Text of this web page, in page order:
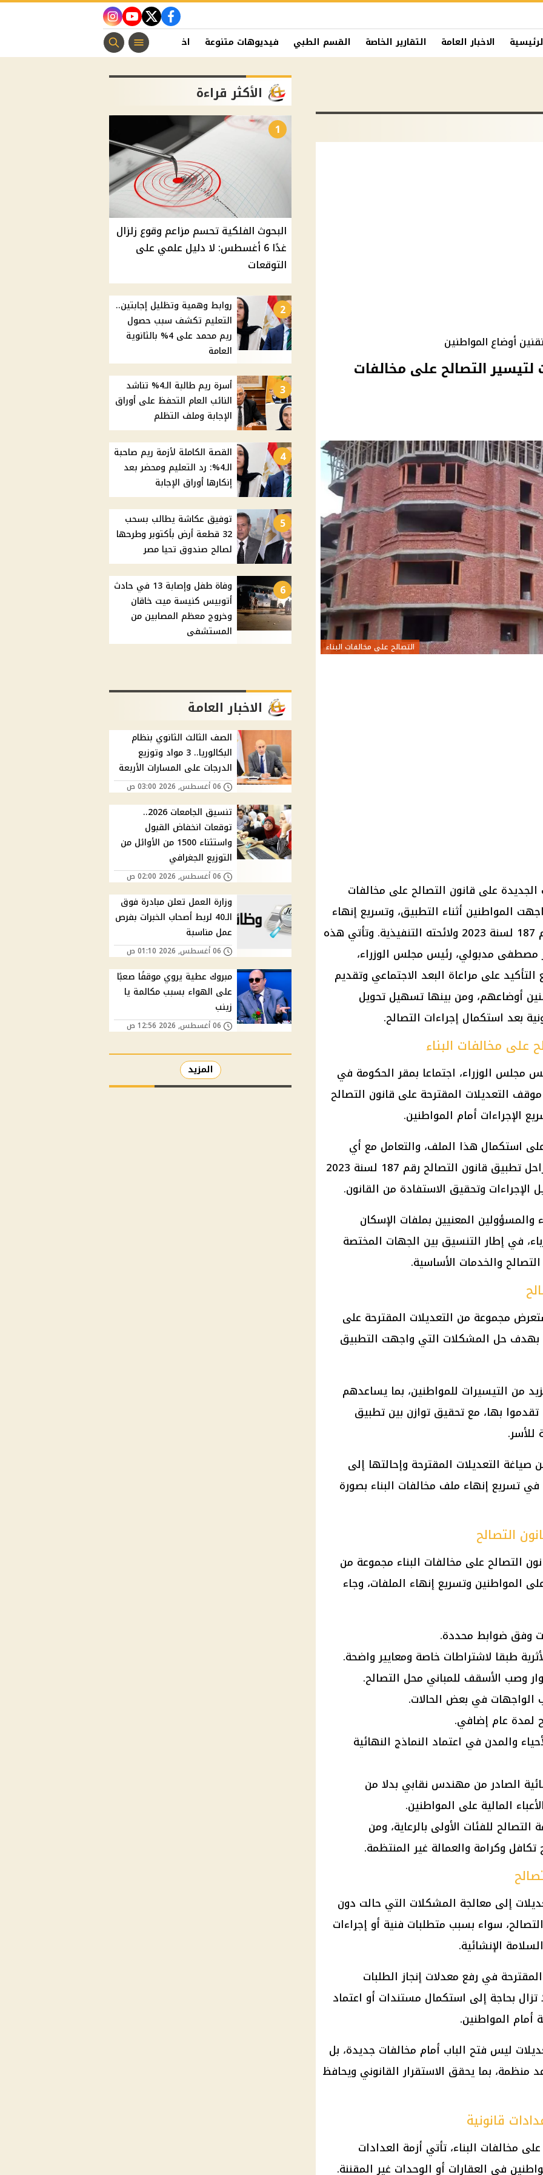
facebook
twitter
youtube
instagram
الاخبار العامة التقارير الخاصة القسم الطبي فيديوهات متنوعة اخبار الفن منوعات مسيحية
أوضاع المواطنين
8 تعديلات لتيسير التصالح على مخالفات
التصالح على مخالفات البناء
على قانون التصالح على مخالفات
المواطنين أثناء التطبيق، وتسريع إنهاء
الملفات المقدمة وفقا للقانون رقم 187 لسنة 2023 ولائحته التنفيذية. وتأتي هذه
مصطفى مدبولي، رئيس مجلس الوزراء،
على مراعاة البعد الاجتماعي وتقديم
أوضاعهم، ومن بينها تسهيل تحويل
بعد استكمال إجراءات التصالح.
على مخالفات البناء
الوزراء، اجتماعا بمقر الحكومة في
موقف التعديلات المقترحة على قانون التصالح
الإجراءات أمام المواطنين.
استكمال هذا الملف، والتعامل مع أي
تحديات أو مشكلات ظهرت خلال مراحل تطبيق قانون التصالح رقم 187 لسنة 2023
الإجراءات وتحقيق الاستفادة من القانون.
المعنيين بملفات الإسكان
في إطار التنسيق بين الجهات المختصة
والخدمات الأساسية.
مجموعة من التعديلات المقترحة على
بهدف حل المشكلات التي واجهت التطبيق
من التيسيرات للمواطنين، بما يساعدهم
بها، مع تحقيق توازن بين تطبيق
للأسر.
التعديلات المقترحة وإحالتها إلى
تسريع إنهاء ملف مخالفات البناء بصورة
التصالح على مخالفات البناء مجموعة من
المواطنين وتسريع إنهاء الملفات، وجاء
وفق ضوابط محددة.
طبقا لاشتراطات خاصة ومعايير واضحة.
وصب الأسقف للمباني محل التصالح.
في بعض الحالات.
لمدة عام إضافي.
والمدن في اعتماد النماذج النهائية
الصادر من مهندس نقابي بدلا من
المالية على المواطنين.
من قيمة التصالح للفئات الأولى بالرعاية، ومن
وكرامة والعمالة غير المنتظمة.
إلى معالجة المشكلات التي حالت دون
سواء بسبب متطلبات فنية أو إجراءات
الإنشائية.
في رفع معدلات إنجاز الطلبات
بحاجة إلى استكمال مستندات أو اعتماد
أمام المواطنين.
ليس فتح الباب أمام مخالفات جديدة، بل
منظمة، بما يحقق الاستقرار القانوني ويحافظ
قانونية
مخالفات البناء، تأتي أزمة العدادات
في العقارات أو الوحدات غير المقننة.
الأكثر قراءة
1
البحوث الفلكية تحسم مزاعم وقوع زلزال
غدًا 6 أغسطس: لا دليل علمي على
التوقعات
2
روابط وهمية وتظليل إجابتين..
التعليم تكشف سبب حصول
ريم محمد على 4% بالثانوية
العامة
3
أسرة ريم طالبة الـ4% تناشد
النائب العام التحفظ على أوراق
الإجابة وملف التظلم
4
القصة الكاملة لأزمة ريم صاحبة
الـ4%: رد التعليم ومحضر بعد
إنكارها أوراق الإجابة
5
توفيق عكاشة يطالب بسحب
32 قطعة أرض بأكتوبر وطرحها
لصالح صندوق تحيا مصر
6
وفاة طفل وإصابة 13 في حادث
أتوبيس كنيسة ميت خاقان
وخروج معظم المصابين من
المستشفى
الاخبار العامة
الصف الثالث الثانوي بنظام
البكالوريا.. 3 مواد وتوزيع
الدرجات على المسارات الأربعة
06 أغسطس, 2026 03:00 ص
تنسيق الجامعات 2026..
توقعات انخفاض القبول
واستثناء 1500 من الأوائل من
التوزيع الجغرافي
06 أغسطس, 2026 02:00 ص
وزارة العمل تعلن مبادرة فوق
الـ40 لربط أصحاب الخبرات بفرص
عمل مناسبة
06 أغسطس, 2026 01:10 ص
مبروك عطية يروي موقفًا صعبًا
على الهواء بسبب مكالمة يا
زينب
06 أغسطس, 2026 12:56 ص
المزيد